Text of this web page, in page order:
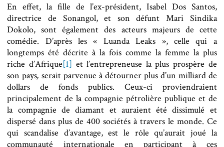
En effet, la fille de l’ex-président, Isabel Dos Santos,
directrice de Sonangol, et son défunt Mari Sindika
Dokolo, sont également des acteurs majeurs de cette
comédie. D’après les « Luanda Leaks », celle qui a
longtemps été décrite à la fois comme la femme la plus
riche d’Afrique[1] et l’entrepreneuse la plus prospère de
son pays,serait parvenue à détourner plus d’un milliard de
dollars de fonds publics. Ceux-ci proviendraient
principalement de la compagnie pétrolière publique et de
la compagnie de diamant et auraient été dissimulé et
dispersé dans plus de 400 sociétés à travers le monde. Ce
qui scandalise d’avantage, est le rôle qu’aurait joué la
communauté internationale en participant à ces